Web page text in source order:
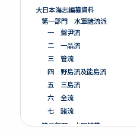
大日本海志編纂資料
第一部門 水軍諸流派
一 盤尹流
二 一品流
三 管流
四 野島流及能島流
五 三島流
六 全流
七 諸流
第二部門 水軍雑纂